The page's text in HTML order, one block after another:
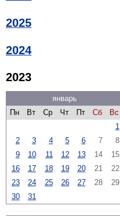
2025
2024
2023
январь
Пн
Вт Ср Чт Пт Сб
Вс
1
2
3 4 5 6 7
8
9
10 11 12 13 14
15
16
17 18 19 20 21
22
23
24 25 26 27 28
29
30
31